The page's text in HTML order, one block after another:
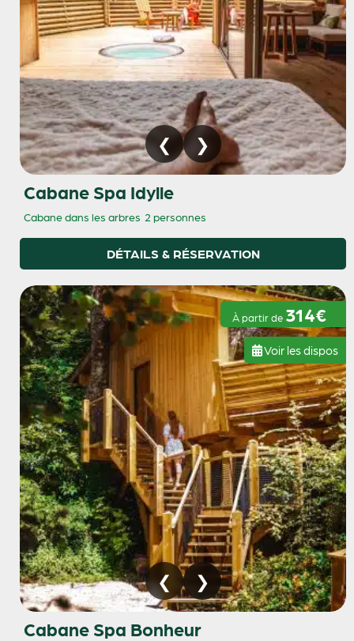
Cabane Spa Idylle
Cabane dans les arbres 2 personnes
DÉTAILS & RÉSERVATION
À partir de 314€
Voir les dispos
Cabane Spa Bonheur